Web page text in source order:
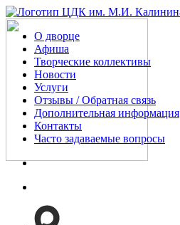
О дворце
Афиша
Творческие коллективы
Новости
Услуги
Отзывы / Обратная связь
Дополнительная информация
Контакты
Часто задаваемые вопросы